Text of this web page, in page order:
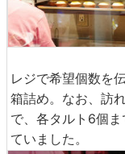
レジで希望個数を
箱詰め。なお、訪
で、各タルト6個
ていました。